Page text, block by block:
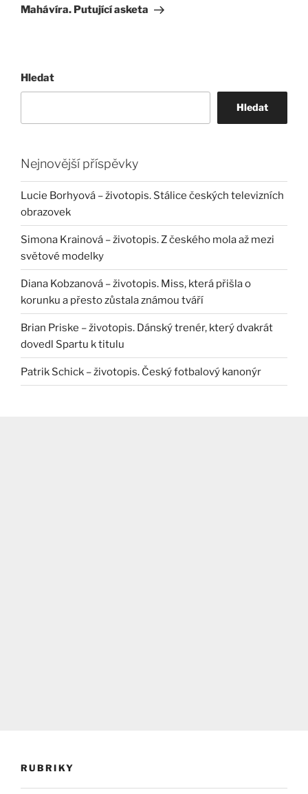
příspěvek
Mahávíra. Putující asketa
Hledat
Hledat
Nejnovější příspěvky
Lucie Borhyová – životopis. Stálice českých televizních
obrazovek
Simona Krainová – životopis. Z českého mola až mezi
světové modelky
Diana Kobzanová – životopis. Miss, která přišla o
korunku a přesto zůstala známou tváří
Brian Priske – životopis. Dánský trenér, který dvakrát
dovedl Spartu k titulu
Patrik Schick – životopis. Český fotbalový kanonýr
RUBRIKY